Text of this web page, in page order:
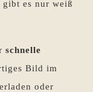
es nur weiß
schnelle
Bild im
oder